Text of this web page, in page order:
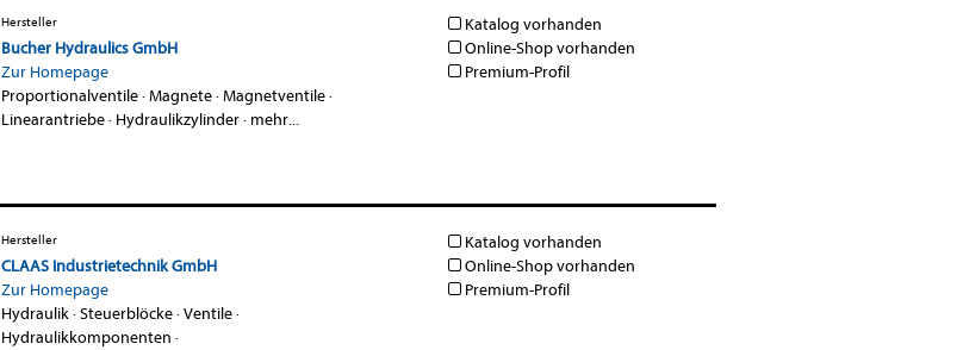
Hersteller
Bucher Hydraulics GmbH
Zur Homepage
Proportionalventile·Magnete·Magnetventile·
Linearantriebe· Hydraulikzylinder· mehr...
Katalog vorhanden
Online-Shop vorhanden
Premium-Profil
Hersteller
CLAAS Industrietechnik GmbH
Zur Homepage
Hydraulik·Steuerblöcke·Ventile·
Hydraulikkomponenten ·
Katalog vorhanden
Online-Shop vorhanden
Premium-Profil